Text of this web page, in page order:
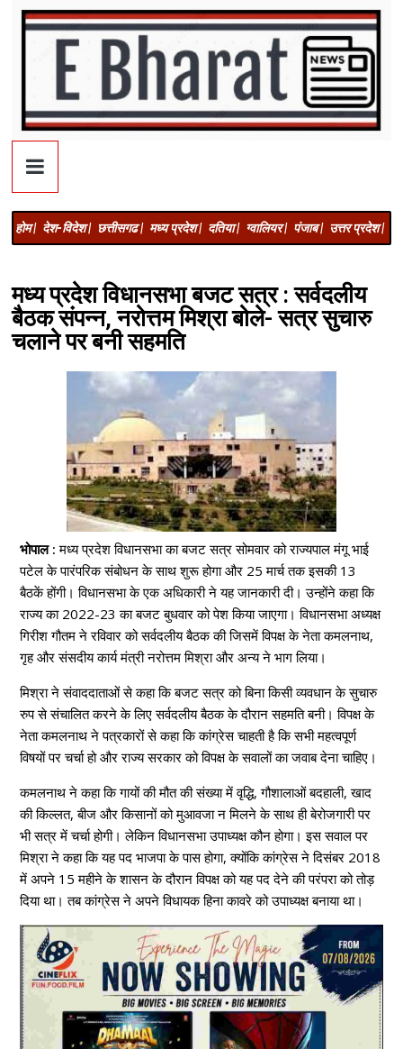
होम | देश-विदेश | छत्तीसगढ | मध्य प्रदेश | दतिया | ग्वालियर | पंजाब | उत्तर प्रदेश |
मध्य प्रदेश विधानसभा बजट सत्र : सर्वदलीय
बैठक संपन्न, नरोत्तम मिश्रा बोले- सत्र सुचारु
चलाने पर बनी सहमति
भोपाल : मध्य प्रदेश विधानसभा का बजट सत्र सोमवार को राज्यपाल मंगू भाई
पटेल के पारंपरिक संबोधन के साथ शुरू होगा और 25 मार्च तक इसकी 13
बैठकें होंगी। विधानसभा के एक अधिकारी ने यह जानकारी दी। उन्होंने कहा कि
राज्य का 2022-23 का बजट बुधवार को पेश किया जाएगा। विधानसभा अध्यक्ष
गिरीश गौतम ने रविवार को सर्वदलीय बैठक की जिसमें विपक्ष के नेता कमलनाथ,
गृह और संसदीय कार्य मंत्री नरोत्तम मिश्रा और अन्य ने भाग लिया।
मिश्रा ने संवाददाताओं से कहा कि बजट सत्र को बिना किसी व्यवधान के सुचारु
रुप से संचालित करने के लिए सर्वदलीय बैठक के दौरान सहमति बनी। विपक्ष के
नेता कमलनाथ ने पत्रकारों से कहा कि कांग्रेस चाहती है कि सभी महत्वपूर्ण
विषयों पर चर्चा हो और राज्य सरकार को विपक्ष के सवालों का जवाब देना चाहिए।
कमलनाथ ने कहा कि गायों की मौत की संख्या में वृद्धि, गौशालाओं बदहाली, खाद
की किल्लत, बीज और किसानों को मुआवजा न मिलने के साथ ही बेरोजगारी पर
भी सत्र में चर्चा होगी। लेकिन विधानसभा उपाध्यक्ष कौन होगा। इस सवाल पर
मिश्रा ने कहा कि यह पद भाजपा के पास होगा, क्योंकि कांग्रेस ने दिसंबर 2018
में अपने 15 महीने के शासन के दौरान विपक्ष को यह पद देने की परंपरा को तोड़
दिया था। तब कांग्रेस ने अपने विधायक हिना कावरे को उपाध्यक्ष बनाया था।